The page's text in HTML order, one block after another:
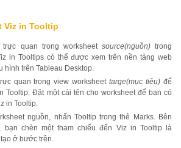
Viz in Tooltip
trực quan trong worksheet source(nguồn)trong
in Tooltips có thể được xem trên nền tảng web
hình trên Tableau Desktop.
quan trong view worksheettarge(mục tiêu) để
Tooltip. Đặt một cái tên cho worksheet để bạn có
in Tooltip.
nguồn, nhấn Tooltip trong thẻ Marks. Bên
bạn chèn một tham chiếu đến Viz in Tooltip là
ở bước trên.